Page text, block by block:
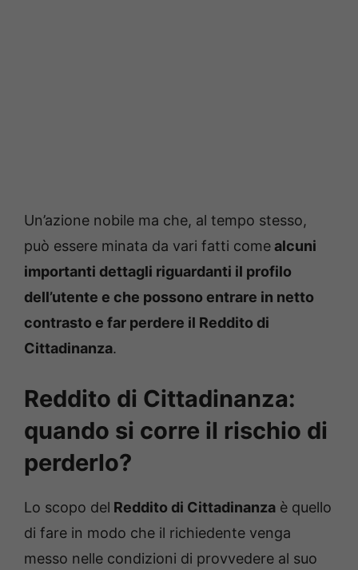
Un’azione nobile ma che, al tempo stesso,
può essere minata da vari fatti comealcuni
importanti dettagli riguardanti il profilo
dell’utente e che possono entrare in netto
contrasto e far perdere il Reddito di
Cittadinanza.
Reddito di Cittadinanza:
quando si corre il rischio di
perderlo?
Lo scopo del Reddito di Cittadinanza è quello
di fare in modo che il richiedente venga
messo nelle condizioni di provvedere al suo